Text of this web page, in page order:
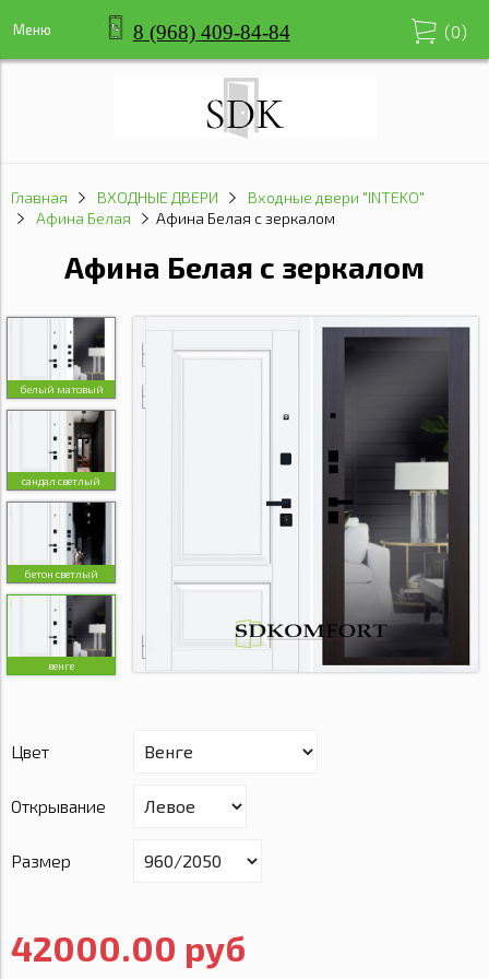
Меню 8 (968) 409-84-84 (0)
Главная ВХОДНЫЕ ДВЕРИ
Входные двери "INTEKO"
Афина Белая
Афина Белая с зеркалом
Афина Белая с зеркалом
белый матовый
сандал светлый
бетон светлый
венге
Цвет
Открывание
Размер
42000.00 руб